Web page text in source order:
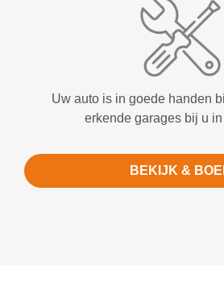
Uw auto is in goede handen
erkende garages bij u
BEKIJK &